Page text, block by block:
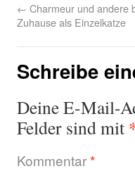
← Charmeur und andere
Zuhause als Einzelkatze
Schreibe
Deine E-Mail-
Felder sind mit
Kommentar*